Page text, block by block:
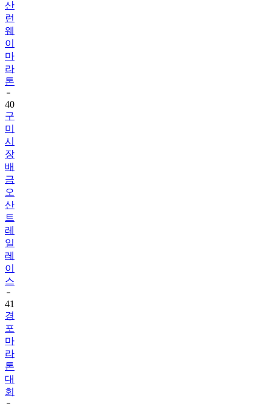
산
런
웨
이
마
라
톤
40
구
미
시
장
배
금
오
산
트
레
일
레
이
스
41
경
포
마
라
톤
대
회